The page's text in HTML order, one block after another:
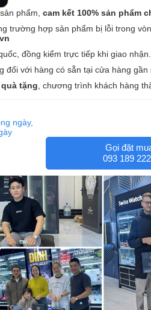
phẩm, cam kết 100% sản phẩm
trường hợp sản phẩm bị lỗi trong
đồng kiểm trực tiếp khi giao nhận.
đối với hàng có sẵn tại cửa hàng gần
tặng , chương trình khách hàng
ngày,
Gọi đặt
093 189